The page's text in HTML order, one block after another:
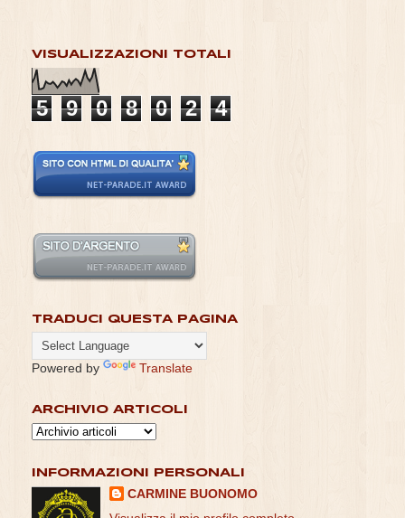
VISUALIZZAZIONI TOTALI
5 9 0 8 0 2 4
TRADUCI QUESTA PAGINA
Powered by Translate
ARCHIVIO ARTICOLI
INFORMAZIONI PERSONALI
CARMINE BUONOMO